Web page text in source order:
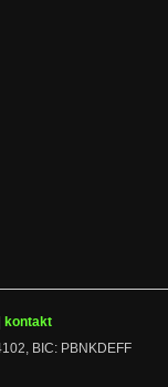
kontakt
BIC: PBNKDEFF